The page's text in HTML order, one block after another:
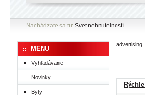
Nachádzate sa tu: Svet nehnutelností
MENU
Vyhľadávanie
Novinky
Byty
advertising